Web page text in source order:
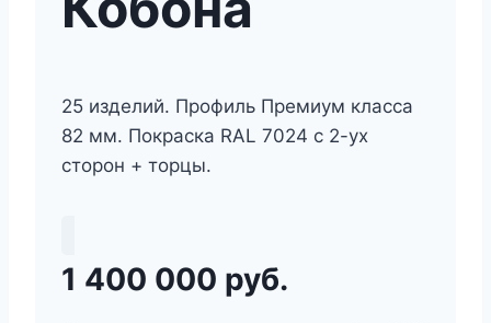
25 изделий. Профиль Премиум класса
82 мм. Покраска RAL 7024 с 2-ух
сторон + торцы.
1 400 000 руб.